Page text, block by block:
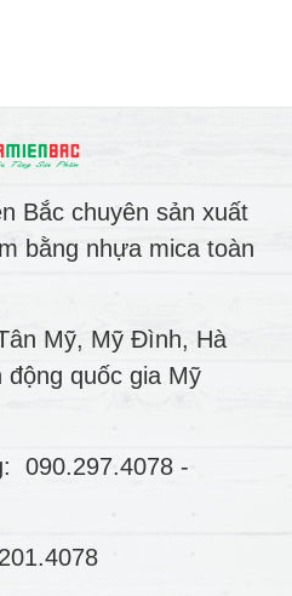
Bắc chuyên sản xuất
bằng nhựa mica toàn
Mỹ, Mỹ Đình, Hà
động quốc gia Mỹ
090.297.4078 -